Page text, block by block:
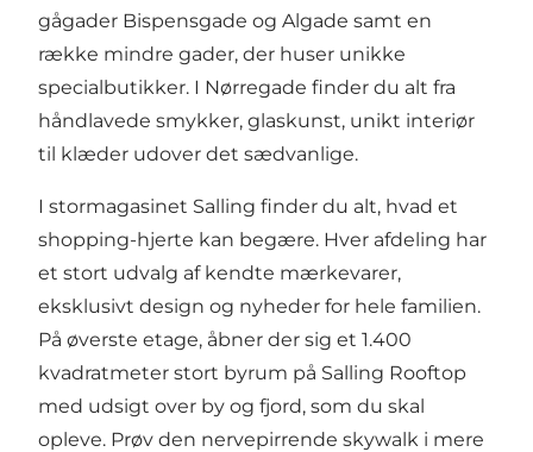
gågader Bispensgade og Algade samt en
række mindre gader, der huser unikke
specialbutikker. I Nørregade finder du alt fra
håndlavede smykker, glaskunst, unikt interiør
til klæder udover det sædvanlige.
I stormagasinet Salling finder du alt, hvad et
shopping-hjerte kan begære. Hver afdeling har
et stort udvalg af kendte mærkevarer,
eksklusivt design og nyheder for hele familien.
På øverste etage, åbner der sig et 1.400
kvadratmeter stort byrum på Salling Rooftop
med udsigt over by og fjord, som du skal
opleve. Prøv den nervepirrende skywalk i mere